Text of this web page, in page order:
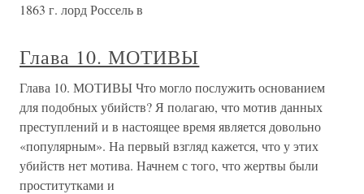
1863 г. лорд Россель в
Глава 10. МОТИВЫ
Глава 10. МОТИВЫ Что могло послужить основанием
для подобных убийств? Я полагаю, что мотив данных
преступлений и в настоящее время является довольно
«популярным». На первый взгляд кажется, что у этих
убийств нет мотива. Начнем с того, что жертвы были
проститутками и